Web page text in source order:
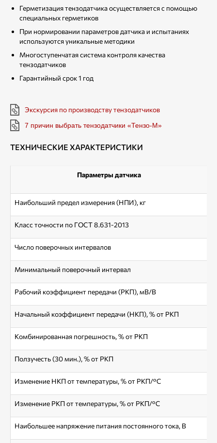
Герметизация тензодатчика осуществляется с помощью
специальных герметиков
При нормировании параметров датчика и испытаниях
используются уникальные методики
Многоступенчатая система контроля качества
тензодатчиков
Гарантийный срок 1 год
Экскурсия по производству тензодатчиков
7 причин выбрать тензодатчики «Тензо-М»
ТЕХНИЧЕСКИЕ ХАРАКТЕРИСТИКИ
Параметры датчика
Наибольший предел измерения (НПИ), кг
Класс точности по ГОСТ 8.631-2013
Число поверочных интервалов
Минимальный поверочный интервал
Рабочий коэффициент передачи (РКП), мВ/В
Начальный коэффициент передачи (НКП), % от РКП
Комбинированная погрешность, % от РКП
Ползучесть (30 мин.), % от РКП
Изменение НКП от температуры, % от РКП/°С
Изменение РКП от температуры, % от РКП/°С
Наибольшее напряжение питания постоянного тока, В